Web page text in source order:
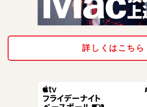
詳しくはこちら